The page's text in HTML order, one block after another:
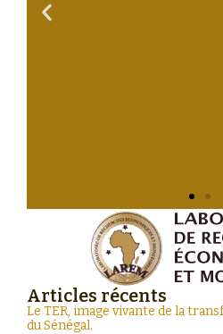
Articles récents
Le TER, image vivante de la
du Sénégal.